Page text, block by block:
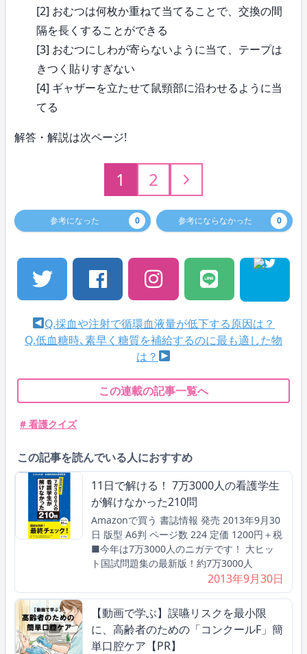
[2] おむつは何枚か重ねて当てることで、交換の間
隔を長くすることができる
[3] おむつにしわが寄らないように当て、テープは
きつく貼りすぎない
[4] ギャザーを立たせて鼠頸部に沿わせるように当
てる
解答・解説は次ページ!
1 2
参考になった 0 参考にならなかった 0
Q.採血や注射で循環血液量が低下する原因は？
Q.低血糖時､素早く糖質を補給するのに最も適した物
は？
この連載の記事一覧へ
# 看護クイズ
この記事を読んでいる人におすすめ
11日で解ける！ 7万3000人の看護学生
が解けなかった210問
Amazonで買う 書誌情報 発売 2013年9月30
日 版型 A6判 ページ数 224 定価 1200円＋税
■今年は7万3000人のニガテです！ 大ヒッ
ト国試問題集の最新版！約7万3000人
2013年9月30日
【動画で学ぶ】誤嚥リスクを最小限
に、高齢者のための「コンクールF」簡
単口腔ケア【PR】